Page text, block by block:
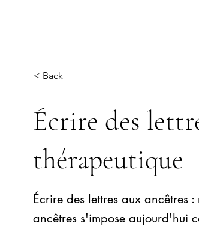
< Back
Écrire des
thérapeutique
Écrire des lettres aux ancêtres
ancêtres s'impose aujourd'hui